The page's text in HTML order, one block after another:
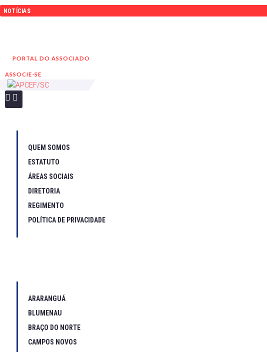
Ir
para
NOTÍCIAS
PORTAL DO ASSOCIADO
ASSOCIE-SE
QUEM SOMOS
ESTATUTO
ÁREAS SOCIAIS
DIRETORIA
REGIMENTO
POLÍTICA DE PRIVACIDADE
ARARANGUÁ
BLUMENAU
BRAÇO DO NORTE
CAMPOS NOVOS